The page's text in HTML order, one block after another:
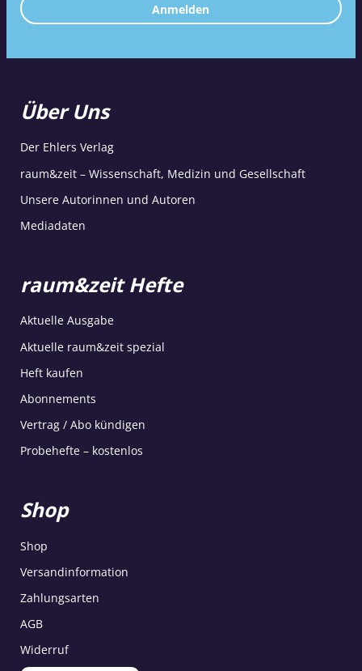
Anmelden
Über Uns
Der Ehlers Verlag
raum&zeit – Wissenschaft, Medizin und Gesellschaft
Unsere Autorinnen und Autoren
Mediadaten
raum&zeit Hefte
Aktuelle Ausgabe
Aktuelle raum&zeit spezial
Heft kaufen
Abonnements
Vertrag / Abo kündigen
Probehefte – kostenlos
Shop
Shop
Versandinformation
Zahlungsarten
AGB
Widerruf